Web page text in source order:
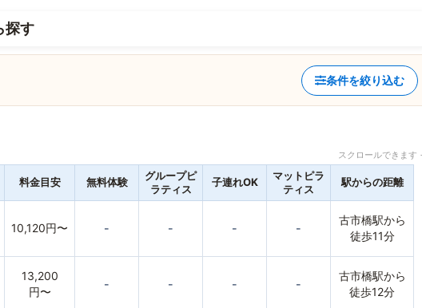
探す
条件を絞り込む
スクロールできま
料金目安 無料体験
グループピ
ラティス
子連れOK
マットピラ
ティス
駅からの距離
10,120円〜 - - - -
古市橋駅から
徒歩11分
13,200
円〜
- - - -
古市橋駅から
徒歩12分